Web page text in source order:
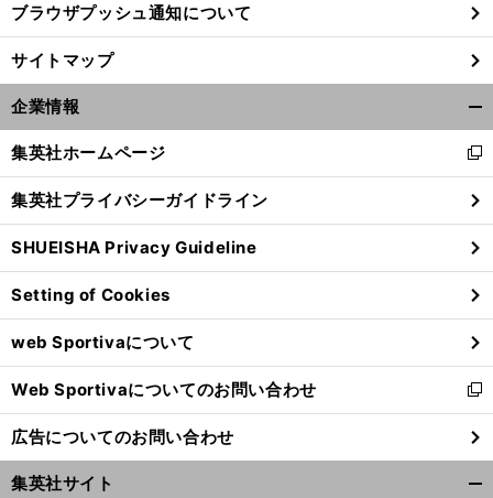
前
ブラウザプッシュ通知について
サイトマップ
企業情報
閉
る
集英社ホームページ
新
し
い
ウ
ィ
ン
ド
ウ
で
開
く
集英社プライバシーガイドライン
SHUEISHA Privacy Guideline
Setting of Cookies
web Sportivaについて
Web Sportivaについてのお問い合わせ
新
し
い
ウ
ィ
広告についてのお問い合わせ
集英社サイト